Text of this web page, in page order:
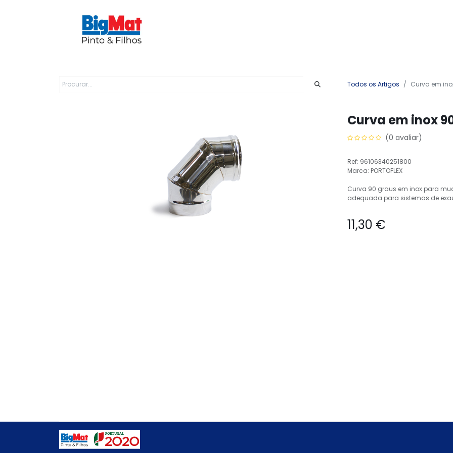
Todos os Artigos Curva em
Curva em inox
(0 avaliar)
Ref: 96106340251800
Marca: PORTOFLEX
Curva 90 graus em inox para
adequada para sistemas de
11,30 €